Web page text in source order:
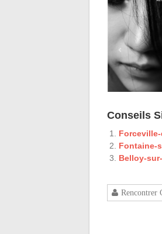
Conseils
Fontaine-
Belloy-
Rencontrer